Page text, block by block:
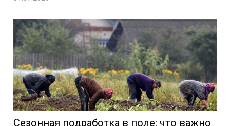
Сезонная подработка в поле: что важно